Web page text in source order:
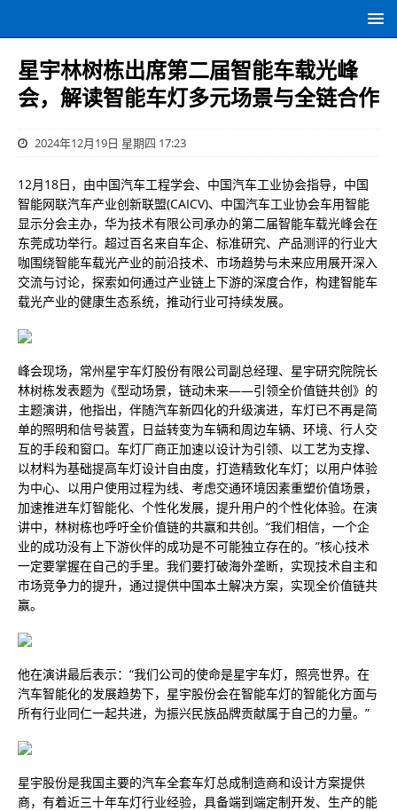
星宇林树栋出席第二届智能车载光峰
会，解读智能车灯多元场景与全链合作
2024年12月19日 星期四 17:23
12月18日，由中国汽车工程学会、中国汽车工业协会指导，中国
智能网联汽车产业创新联盟(CAICV)、中国汽车工业协会车用智能
显示分会主办，华为技术有限公司承办的第二届智能车载光峰会在
东莞成功举行。超过百名来自车企、标准研究、产品测评的行业大
咖围绕智能车载光产业的前沿技术、市场趋势与未来应用展开深入
交流与讨论，探索如何通过产业链上下游的深度合作，构建智能车
载光产业的健康生态系统，推动行业可持续发展。
峰会现场，常州星宇车灯股份有限公司副总经理、星宇研究院院长
林树栋发表题为《型动场景，链动未来——引领全价值链共创》的
主题演讲，他指出，伴随汽车新四化的升级演进，车灯已不再是简
单的照明和信号装置，日益转变为车辆和周边车辆、环境、行人交
互的手段和窗口。车灯厂商正加速以设计为引领、以工艺为支撑、
以材料为基础提高车灯设计自由度，打造精致化车灯；以用户体验
为中心、以用户使用过程为线、考虑交通环境因素重塑价值场景，
加速推进车灯智能化、个性化发展，提升用户的个性化体验。在演
讲中，林树栋也呼吁全价值链的共赢和共创。“我们相信，一个企
业的成功没有上下游伙伴的成功是不可能独立存在的。”核心技术
一定要掌握在自己的手里。我们要打破海外垄断，实现技术自主和
市场竞争力的提升，通过提供中国本土解决方案，实现全价值链共
赢。
他在演讲最后表示：“我们公司的使命是星宇车灯，照亮世界。在
汽车智能化的发展趋势下，星宇股份会在智能车灯的智能化方面与
所有行业同仁一起共进，为振兴民族品牌贡献属于自己的力量。”
星宇股份是我国主要的汽车全套车灯总成制造商和设计方案提供
商，有着近三十年车灯行业经验，具备端到端定制开发、生产的能